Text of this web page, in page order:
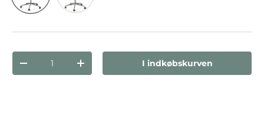
Reducer mængdenForøg mængdenI indkøbskurven